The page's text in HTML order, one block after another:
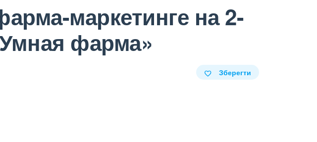
маркетинге на 2-
фарма»
Зберегти